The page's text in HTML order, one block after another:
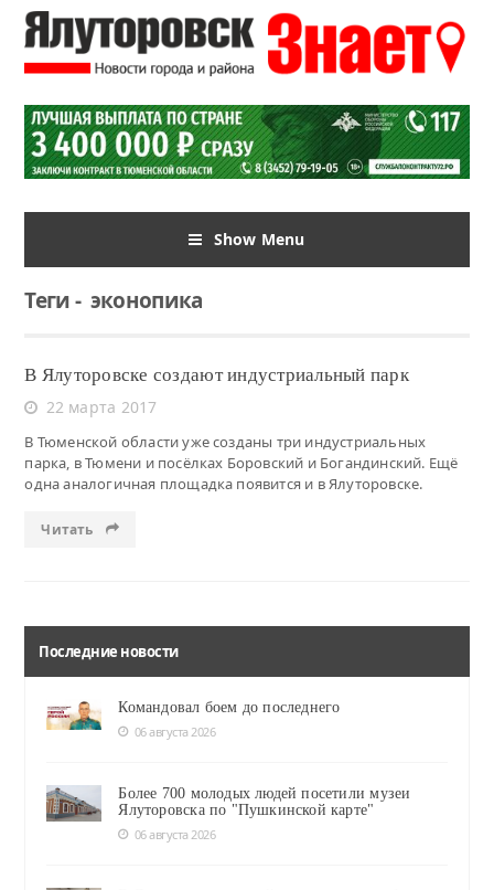
Show Menu
Теги-эконопика
В Ялуторовске создают индустриальный парк
22 марта 2017
В Тюменской области уже созданы три индустриальных
парка, в Тюмени и посёлках Боровский и Богандинский. Ещё
одна аналогичная площадка появится и в Ялуторовске.
Читать
Последние новости
Командовал боем до последнего
06 августа 2026
Более 700 молодых людей посетили музеи
Ялуторовска по "Пушкинской карте"
06 августа 2026